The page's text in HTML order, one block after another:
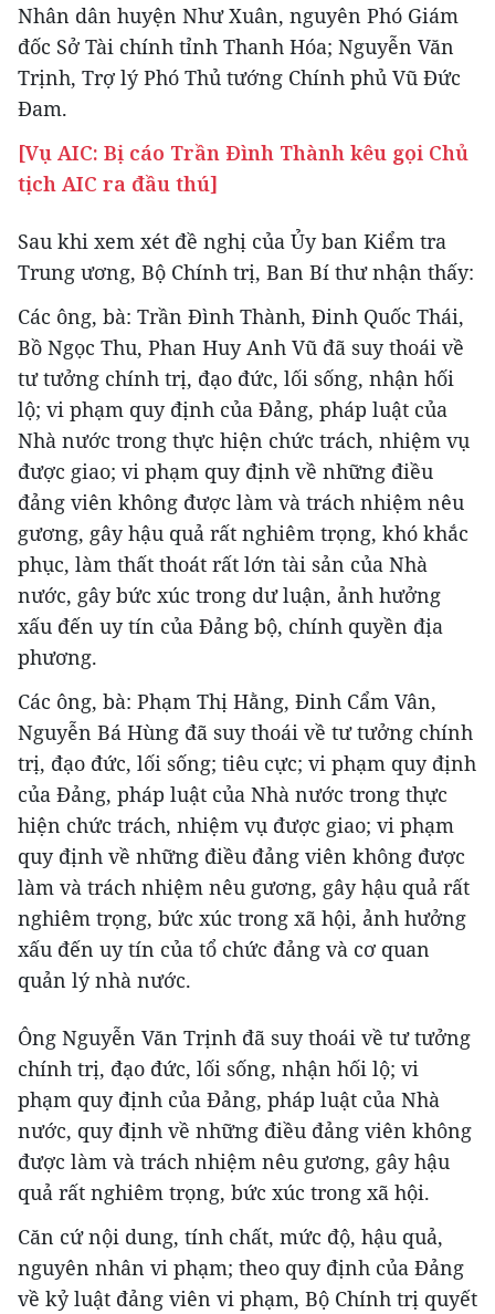
Nhân dân huyện Như Xuân, nguyên Phó Giám
đốc Sở Tài chính tỉnh Thanh Hóa; Nguyễn Văn
Trịnh, Trợ lý Phó Thủ tướng Chính phủ Vũ Đức
Đam.
[Vụ AIC: Bị cáo Trần Đình Thành kêu gọi Chủ
tịch AIC ra đầu thú]
Sau khi xem xét đề nghị của Ủy ban Kiểm tra
Trung ương, Bộ Chính trị, Ban Bí thư nhận thấy:
Các ông, bà: Trần Đình Thành, Đinh Quốc Thái,
Bồ Ngọc Thu, Phan Huy Anh Vũ đã suy thoái về
tư tưởng chính trị, đạo đức, lối sống, nhận hối
lộ; vi phạm quy định của Đảng, pháp luật của
Nhà nước trong thực hiện chức trách, nhiệm vụ
được giao; vi phạm quy định về những điều
đảng viên không được làm và trách nhiệm nêu
gương, gây hậu quả rất nghiêm trọng, khó khắc
phục, làm thất thoát rất lớn tài sản của Nhà
nước, gây bức xúc trong dư luận, ảnh hưởng
xấu đến uy tín của Đảng bộ, chính quyền địa
phương.
Các ông, bà: Phạm Thị Hằng, Đinh Cẩm Vân,
Nguyễn Bá Hùng đã suy thoái về tư tưởng chính
trị, đạo đức, lối sống; tiêu cực; vi phạm quy định
của Đảng, pháp luật của Nhà nước trong thực
hiện chức trách, nhiệm vụ được giao; vi phạm
quy định về những điều đảng viên không được
làm và trách nhiệm nêu gương, gây hậu quả rất
nghiêm trọng, bức xúc trong xã hội, ảnh hưởng
xấu đến uy tín của tổ chức đảng và cơ quan
quản lý nhà nước.
Ông Nguyễn Văn Trịnh đã suy thoái về tư tưởng
chính trị, đạo đức, lối sống, nhận hối lộ; vi
phạm quy định của Đảng, pháp luật của Nhà
nước, quy định về những điều đảng viên không
được làm và trách nhiệm nêu gương, gây hậu
quả rất nghiêm trọng, bức xúc trong xã hội.
Căn cứ nội dung, tính chất, mức độ, hậu quả,
nguyên nhân vi phạm; theo quy định của Đảng
về kỷ luật đảng viên vi phạm, Bộ Chính trị quyết